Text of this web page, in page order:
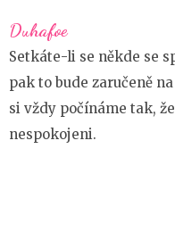
na
obsah
(stiskněte
Enter)
Duhafoe
Setkáte-li se někde se
pak to bude zaručeně
si vždy počínáme tak,
nespokojeni.